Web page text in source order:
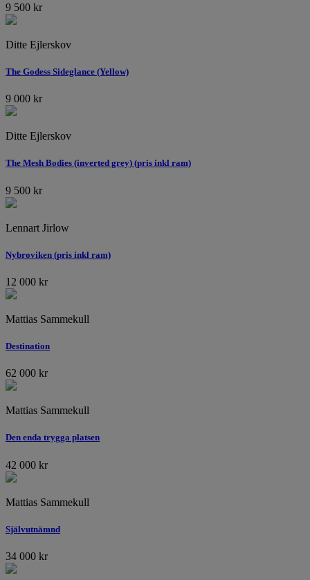
9 500 kr
Ditte Ejlerskov
The Godess Sideglance (Yellow)
9 000 kr
Ditte Ejlerskov
The Mesh Bodies (inverted grey) (pris inkl ram)
9 500 kr
Lennart Jirlow
Nybroviken (pris inkl ram)
12 000 kr
Mattias Sammekull
Destination
62 000 kr
Mattias Sammekull
Den enda trygga platsen
42 000 kr
Mattias Sammekull
Självutnämnd
34 000 kr